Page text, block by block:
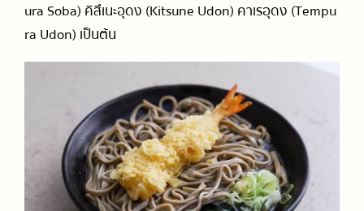
ura Soba) คิสึเนะอุดง (Kitsune Udon) คาเรอุดง (Tempu
ra Udon) เป็นต้น